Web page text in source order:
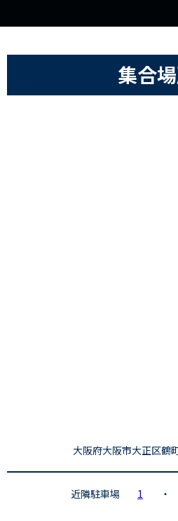
集合
大阪府大阪市大正区鶴
近隣駐車場 1 ・